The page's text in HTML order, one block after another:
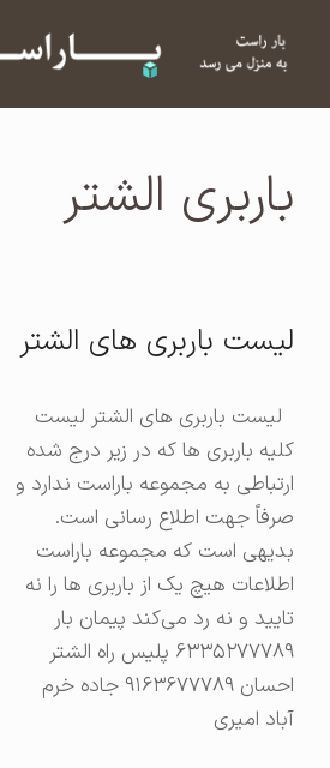
باربری الشتر
لیست باربری های الشتر
لیست باربری های الشتر لیست
کلیه باربری ها که در زیر درج شده
ارتباطی به مجموعه باراست ندارد و
صرفاً جهت اطلاع رسانی است.
بدیهی است که مجموعه باراست
اطلاعات هیچ یک از باربری ها را نه
تایید و نه رد می‌کند پیمان بار
۶۳۳۵۲۷۷۷۸۹ پلیس راه الشتر
احسان ۹۱۶۳۶۷۷۷۸۹ جاده خرم
آباد امیری